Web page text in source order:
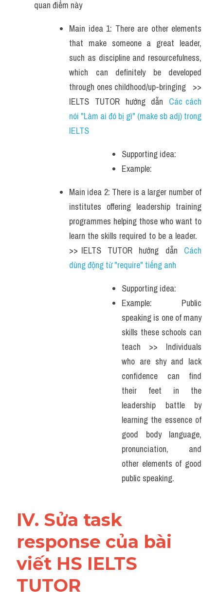
quan điểm này
Main idea 1: There are other elements
that make someone a great leader,
such as discipline and resourcefulness,
which can definitely be developed
through ones childhood/up-bringing   >>
IELTS  TUTOR  hướng  dẫn Các cách
nói "Làm ai đó bị gì" (make sb adj) trong
IELTS
Supporting idea:
Example:
Main idea 2: There is a larger number of
institutes offering leadership training
programmes helping those who want to
learn the skills required to be a leader.
>> IELTS  TUTOR  hướng  dẫn Cách
dùng động từ "require" tiếng anh
Supporting idea:
Example: Public
speaking is one of many
skills these schools can
teach >> Individuals
who are shy and lack
confidence can find
their feet in the
leadership battle by
learning the essence of
good body language,
pronunciation, and
other elements of good
public speaking.
IV. Sửa task
response của bài
viết HS IELTS
TUTOR